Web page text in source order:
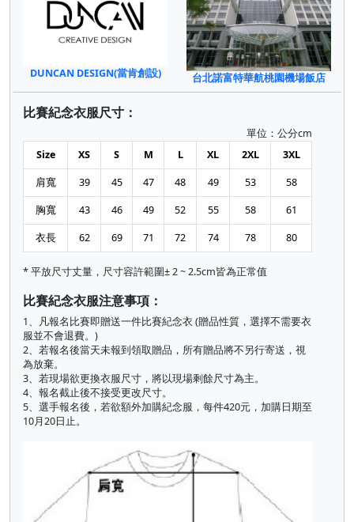
DUNCAN DESIGN(當肯創設) 台北諾富特華航桃園機場飯店
比賽紀念衣服尺寸：
單位：公分cm
Size
XS S M L XL 2XL 3XL
肩寬 39 45 47 48 49 53 58
胸寬 43 46 49 52 55 58 61
衣長 62 69 71 72 74 78 80
* 平放尺寸丈量，尺寸容許範圍± 2 ~ 2.5cm皆為正常值
比賽紀念衣服注意事項：
1、凡報名比賽即贈送一件比賽紀念衣 (贈品性質，選擇不需要衣
服並不會退費。)
2、若報名後當天未報到領取贈品，所有贈品將不另行寄送，視
為放棄。
3、若現場欲更換衣服尺寸，將以現場剩餘尺寸為主。
4、報名截止後不接受更改尺寸。
5、選手報名後，若欲額外加購紀念服，每件420元，加購日期至
10月20日止。